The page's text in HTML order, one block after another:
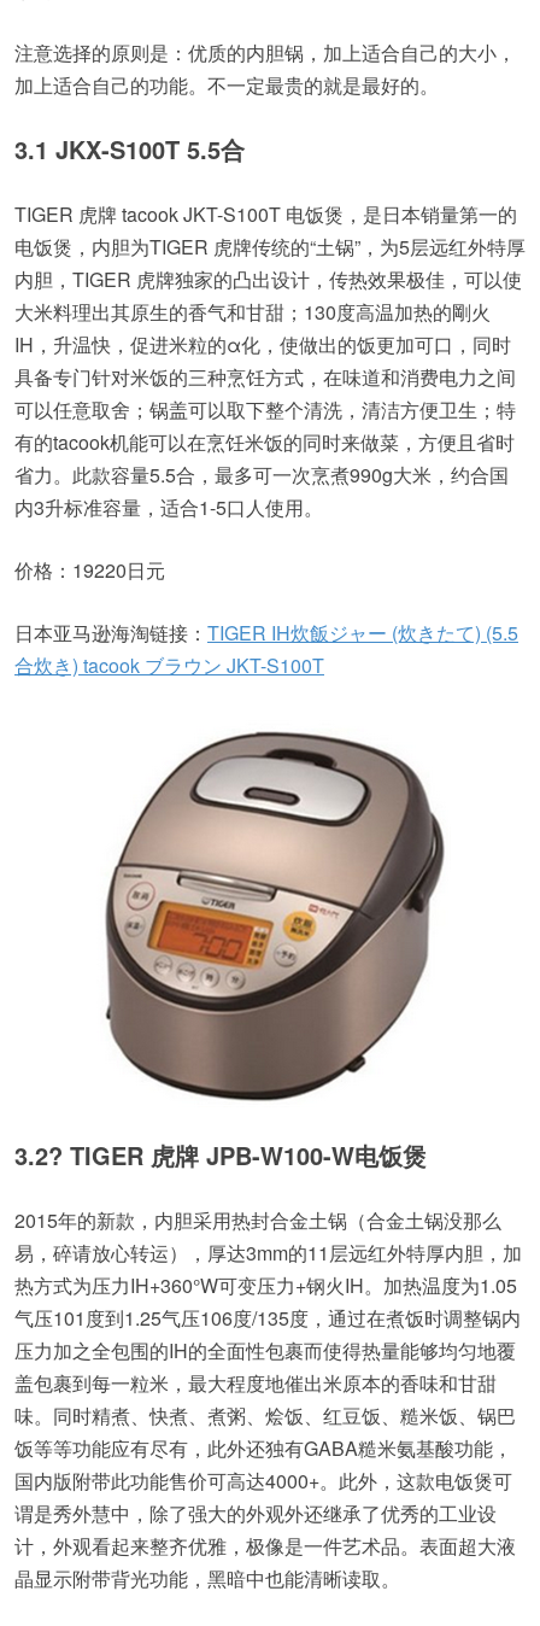
注意选择的原则是：优质的内胆锅，加上适合自己的大小，
加上适合自己的功能。不一定最贵的就是最好的。
3.1 JKX-S100T 5.5合
TIGER 虎牌 tacook JKT-S100T 电饭煲，是日本销量第一的
电饭煲，内胆为TIGER 虎牌传统的“土锅”，为5层远红外特厚
内胆，TIGER 虎牌独家的凸出设计，传热效果极佳，可以使
大米料理出其原生的香气和甘甜；130度高温加热的剛火
IH，升温快，促进米粒的α化，使做出的饭更加可口，同时
具备专门针对米饭的三种烹饪方式，在味道和消费电力之间
可以任意取舍；锅盖可以取下整个清洗，清洁方便卫生；特
有的tacook机能可以在烹饪米饭的同时来做菜，方便且省时
省力。此款容量5.5合，最多可一次烹煮990g大米，约合国
内3升标准容量，适合1-5口人使用。
价格：19220日元
日本亚马逊海淘链接： TIGER IH炊飯ジャー (炊きたて) (5.5
合炊き) tacook ブラウン JKT-S100T
3.2? TIGER 虎牌 JPB-W100-W电饭煲
2015年的新款，内胆采用热封合金土锅（合金土锅没那么
易，碎请放心转运），厚达3mm的11层远红外特厚内胆，加
热方式为压力IH+360°W可变压力+钢火IH。加热温度为1.05
气压101度到1.25气压106度/135度，通过在煮饭时调整锅内
压力加之全包围的IH的全面性包裹而使得热量能够均匀地覆
盖包裹到每一粒米，最大程度地催出米原本的香味和甘甜
味。同时精煮、快煮、煮粥、烩饭、红豆饭、糙米饭、锅巴
饭等等功能应有尽有，此外还独有GABA糙米氨基酸功能，
国内版附带此功能售价可高达4000+。此外，这款电饭煲可
谓是秀外慧中，除了强大的外观外还继承了优秀的工业设
计，外观看起来整齐优雅，极像是一件艺术品。表面超大液
晶显示附带背光功能，黑暗中也能清晰读取。